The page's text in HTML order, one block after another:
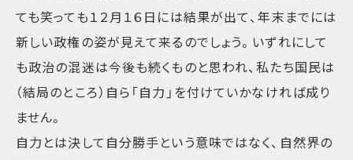
ても笑っても１２月１６日には結果が出て、年末までには
新しい政権の姿が見えて来るのでしょう。いずれにして
も政治の混迷は今後も続くものと思われ、私たち国民は
（結局のところ）自ら「自力」を付けていかなければ成り
ません。
自力とは決して自分勝手という意味ではなく、自然界の